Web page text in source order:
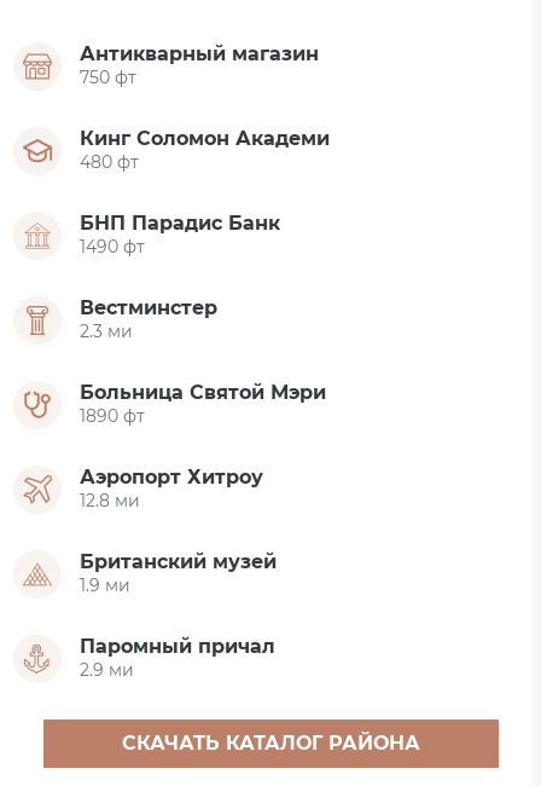
Антикварный магазин
750 фт
Кинг Соломон Академи
480 фт
БНП Парадис Банк
1490 фт
Вестминстер
2.3 ми
Больница Святой Мэри
1890 фт
Аэропорт Хитроу
12.8 ми
Британский музей
1.9 ми
Паромный причал
2.9 ми
СКАЧАТЬ КАТАЛОГ РАЙОНА